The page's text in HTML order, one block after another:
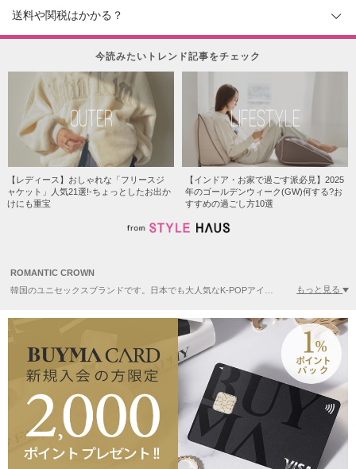
送料や関税はかかる？
今読みたいトレンド記事をチェック
OUTER
【レディース】おしゃれな「フリースジ
ャケット」人気21選!-ちょっとしたお出か
けにも重宝
LIFESTYLE
【インドア・お家で過ごす派必見】2025
年のゴールデンウィーク(GW)何する?お
すすめの過ごし方10選
ROMANTIC CROWN
もっと見る